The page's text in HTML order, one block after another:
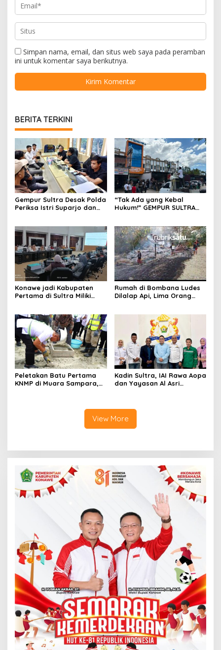
Simpan nama, email, dan situs web saya pada peramban
ini untuk komentar saya berikutnya.
BERITA TERKINI
Gempur Sultra Desak Polda
Periksa Istri Suparjo dan
“Tak Ada yang Kebal
Hukum!” GEMPUR SULTRA
Tadisangka, Siap Kuasai
Lahan Puuwatu
Konawe jadi Kabupaten
Pertama di Sultra Miliki
Anggaran Rp200 Juta
Rumah di Bombana Ludes
Dilalap Api, Lima Orang
Peletakan Batu Pertama
KNMP di Muara Sampara,
Kadin Sultra, IAI Rawa Aopa
dan Yayasan Al Asri
View More